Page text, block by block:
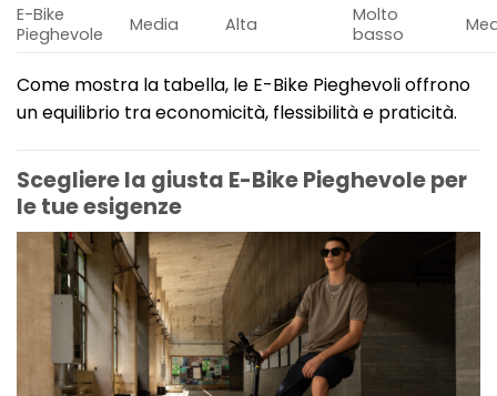
E-Bike
Pieghevole
Media Alta
Molto
basso
Come mostra la tabella, le E-Bike Pieghevoli offrono
un equilibrio tra economicità, flessibilità e praticità.
Scegliere la giusta E-Bike Pieghevole per
le tue esigenze